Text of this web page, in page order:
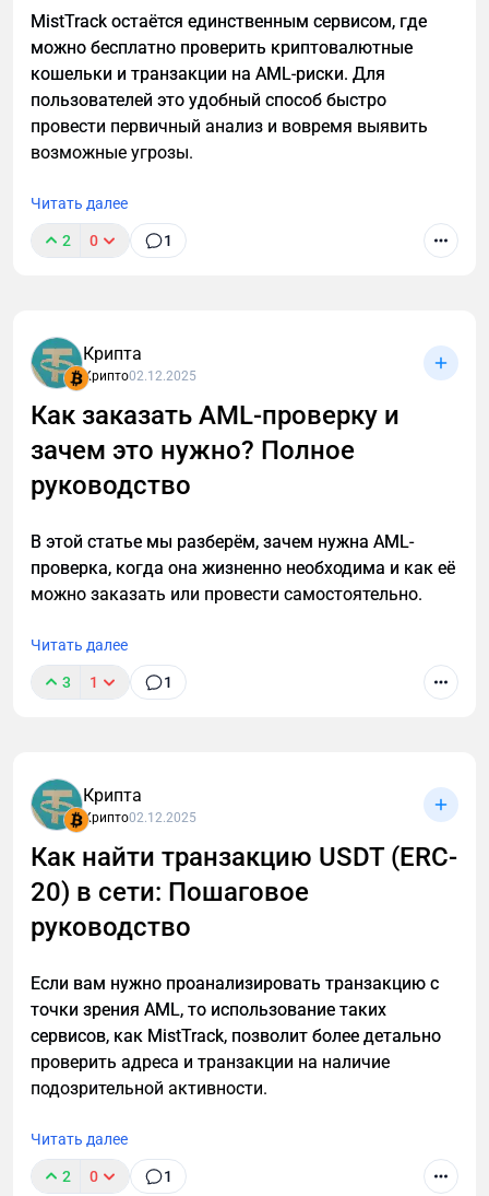
4. Участие в ликвидациях (Liquidations)
Когда чья-то позиция становится undercollateralized
(Health Factor < 1), любой может ее ликвидировать.
Вы погашаете часть долга заемщика.
Получаете collateral + liquidation
bonus (обычно 4–10%, в V4 — динамический).
Потенциал: Высокий в волатильные периоды.
Требования: Капитал, быстрые транзакции,
знание механики.
Это активный, но прибыльный способ, особенно на
крупных позициях.
5. Flash Loans (Мгновенные займы)
Aave известен flash loans — займами без
обеспечения, которые должны быть возвращены в
одной транзакции.
рефинансирование позиций, liquidation
arbitrage, collateral swap.
6. Дополнительные возможности и интеграции
Liquidity Mining и incentives: Иногда Aave
запускает программы с дополнительными
наградами в AAVE или других токенах.
GHO стейкинг: Специфический стейблкоин
Интеграции с CEX и кошельками: Kraken DeFi
Earn, MetaMask Stablecoin Earn —
зарабатываете на Aave без прямого
взаимодействия с DeFi.
держать yield-bearing версии USDC/USDT.
Риски, которые нужно учитывать
MistTrack остаётся единственным сервисом, где
можно бесплатно проверить криптовалютные
кошельки и транзакции на AML-риски. Для
пользователей это удобный способ быстро
провести первичный анализ и вовремя выявить
возможные угрозы.
Читать далее
2 0 1
Крипта
Крипто02.12.2025
Как заказать AML-проверку и
зачем это нужно? Полное
руководство
В этой статье мы разберём, зачем нужна AML-
проверка, когда она жизненно необходима и как её
можно заказать или провести самостоятельно.
Читать далее
3 1 1
Крипта
Крипто02.12.2025
Как найти транзакцию USDT (ERC-
20) в сети: Пошаговое
руководство
Если вам нужно проанализировать транзакцию с
точки зрения AML, то использование таких
сервисов, как MistTrack, позволит более детально
проверить адреса и транзакции на наличие
подозрительной активности.
Читать далее
2 0 1